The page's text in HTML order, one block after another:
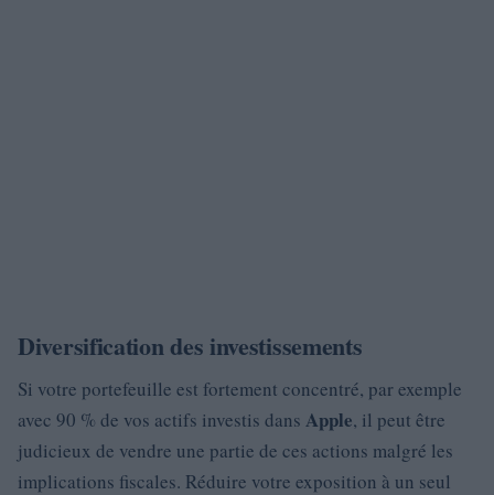
Diversification des investissements
Si votre portefeuille est fortement concentré, par exemple
avec 90 % de vos actifs investis dans Apple, il peut être
judicieux de vendre une partie de ces actions malgré les
implications fiscales. Réduire votre exposition à un seul